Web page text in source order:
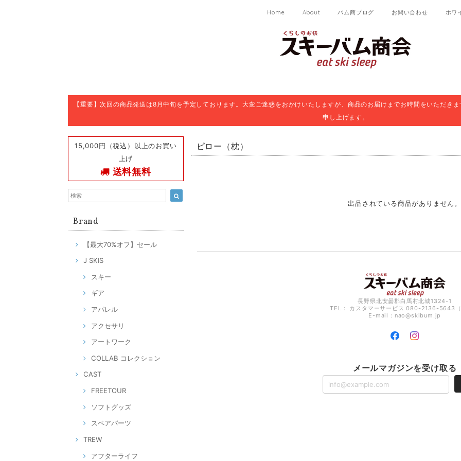
Home About バム商ブログ お問い合わせ ホワ
【重要】次回の商品発送は8月中旬を予定しております。大変ご迷惑をおかけいたしますが、商品のお届けまでお時間をいただき
申し上げます。
15,000円（税込）以上のお買い
上げ
送料無料
Brand
【最大70%オフ】セール
J SKIS
スキー
ギア
アパレル
アクセサリ
アートワーク
COLLAB コレクション
CAST
FREETOUR
ソフトグッズ
スペアパーツ
TREW
アフターライフ
ピロー（枕）
出品されている商品がありません。
長野県北安曇郡白馬村北城1324-1
TEL： カスタマーサービス 080-2136-5643（
E-mail： nao@skibum.jp
メールマガジンを受け取る